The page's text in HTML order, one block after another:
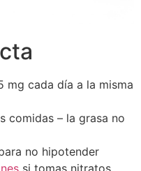
mg cada día a la misma
comidas – la grasa no
no hipotender